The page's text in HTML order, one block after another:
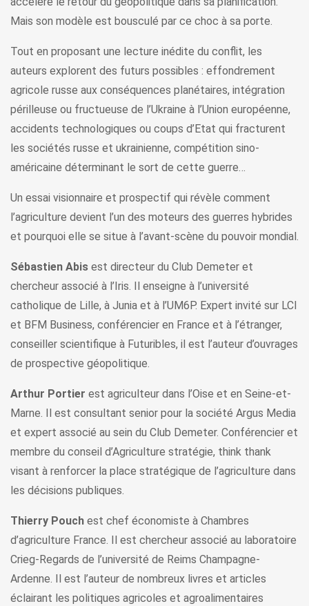
Mais son modèle est bousculé par ce choc à sa porte.
Tout en proposant une lecture inédite du conflit, les
auteurs explorent des futurs possibles : effondrement
agricole russe aux conséquences planétaires, intégration
périlleuse ou fructueuse de l’Ukraine à l’Union européenne,
accidents technologiques ou coups d’Etat qui fracturent
les sociétés russe et ukrainienne, compétition sino-
américaine déterminant le sort de cette guerre…
Un essai visionnaire et prospectif qui révèle comment
l’agriculture devient l’un des moteurs des guerres hybrides
et pourquoi elle se situe à l’avant-scène du pouvoir mondial.
Sébastien Abis est directeur du Club Demeter et
chercheur associé à l’Iris. Il enseigne à l’université
catholique de Lille, à Junia et à l’UM6P. Expert invité sur LCI
et BFM Business, conférencier en France et à l’étranger,
conseiller scientifique à Futuribles, il est l’auteur d’ouvrages
de prospective géopolitique.
Arthur Portier est agriculteur dans l’Oise et en Seine-et-
Marne. Il est consultant senior pour la société Argus Media
et expert associé au sein du Club Demeter. Conférencier et
membre du conseil d’Agriculture stratégie, think thank
visant à renforcer la place stratégique de l’agriculture dans
les décisions publiques.
Thierry Pouch est chef économiste à Chambres
d’agriculture France. Il est chercheur associé au laboratoire
Crieg-Regards de l’université de Reims Champagne-
Ardenne. Il est l’auteur de nombreux livres et articles
éclairant les politiques agricoles et agroalimentaires